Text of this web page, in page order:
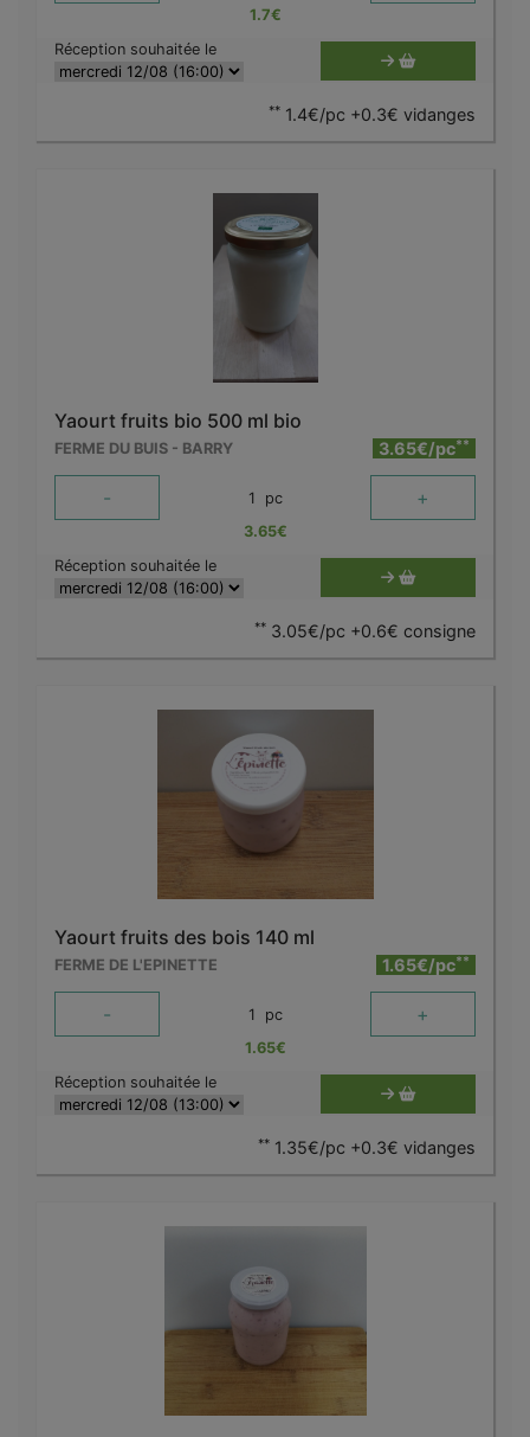
1.7€
Réception souhaitée le
** 1.4€/pc +0.3€ vidanges
Yaourt fruits bio 500 ml bio
FERME DU BUIS - BARRY 3.65€/pc**
- 1 pc +
3.65€
Réception souhaitée le
** 3.05€/pc +0.6€ consigne
Yaourt fruits des bois 140 ml
FERME DE L'EPINETTE 1.65€/pc**
- 1 pc +
1.65€
Réception souhaitée le
** 1.35€/pc +0.3€ vidanges